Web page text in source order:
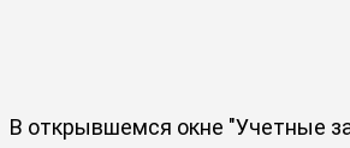
В открывшемся окне "Учетные